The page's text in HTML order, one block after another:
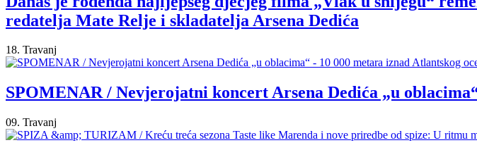
redatelja Mate Relje i skladatelja Arsena Dedića
18. Travanj
SPOMENAR / Nevjerojatni koncert Arsena Dedića „u
09. Travanj